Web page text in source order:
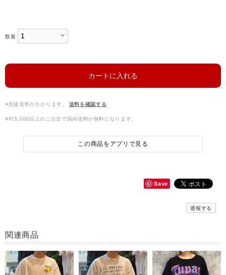
数量
カートに入れる
※別途送料がかかります。 送料を確認する
※¥15,000以上のご注文で国内送料が無料になります。
この商品をアプリで見る
Save
通報する
関連商品